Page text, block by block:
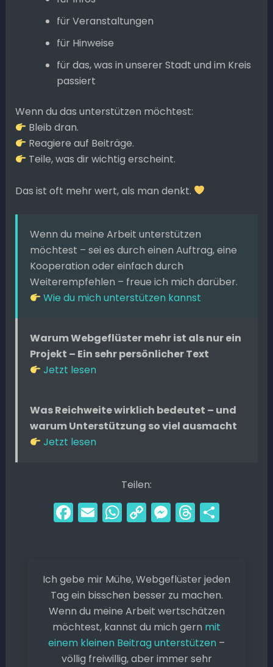
für Veranstaltungen
für Hinweise
für das, was in unserer Stadt und im Kreis
passiert
Wenn du das unterstützen möchtest:
Bleib dran.
Reagiere auf Beiträge.
Teile, was dir wichtig erscheint.
Das ist oft mehr wert, als man denkt.
Wenn du meine Arbeit unterstützen
möchtest – sei es durch einen Auftrag, eine
Kooperation oder einfach durch
Weiterempfehlen – freue ich mich darüber.
Wie du mich unterstützen kannst
Warum Webgeflüster mehr ist als nur ein
Projekt – Ein sehr persönlicher Text
Jetzt lesen
Was Reichweite wirklich bedeutet – und
warum Unterstützung so viel ausmacht
Jetzt lesen
Teilen:
F
e
b
o
o
k
E
l
W
ts
A
p
p
C
y
Li
n
k
M
s
e
n
g
er
T
a
d
s
n
Ich gebe mir Mühe, Webgeflüster jeden
Tag ein bisschen besser zu machen.
Wenn du meine Arbeit wertschätzen
möchtest, kannst du mich gern mit
einem kleinen Beitrag unterstützen –
völlig freiwillig, aber immer sehr